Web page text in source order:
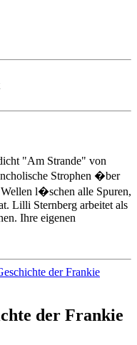
"Am Strande" von
Strophen �ber
l�schen alle Spuren,
Lilli Sternberg arbeitet als
Ihre eigenen
der Frankie